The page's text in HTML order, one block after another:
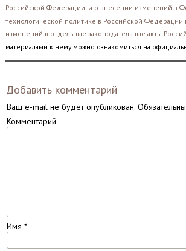
Российской Федерации, и о внесении изменений в
технологической политике в Российской Федерации
изменений в отдельные законодательные акты
материалами к нему можно ознакомиться на
Добавить комментарий
Ваш e-mail не будет опубликован.
Комментарий
Имя *